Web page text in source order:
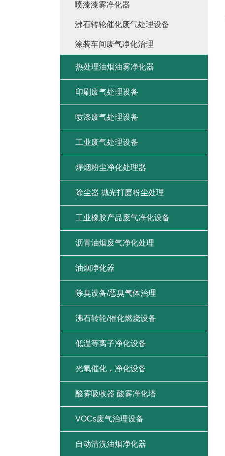
喷漆漆雾净化器
沸石转轮催化废气处理设备
涂装车间废气净化治理
热处理油烟油雾净化器
印刷废气处理设备
喷漆废气处理设备
工业废气处理设备
焊烟粉尘净化处理器
除尘器 抛光打磨粉尘处理
工业橡胶产品废气净化设备
沥青油烟废气净化处理
油烟净化器
除臭设备/恶臭气体治理
沸石转轮/催化燃烧设备
低温等离子净化设备
光氧催化，净化设备
酸雾吸收器 酸雾净化塔
VOCs废气治理设备
自动清洗油烟净化器